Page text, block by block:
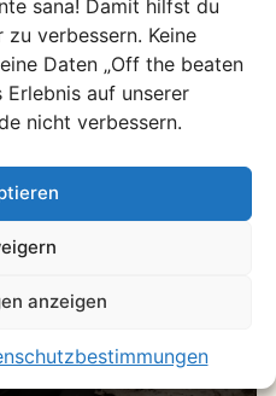
sana! Damit hilfst du
zu verbessern. Keine
Daten „Off the beaten
auf unserer
nicht verbessern.
anzeigen
so kennen,
ist.